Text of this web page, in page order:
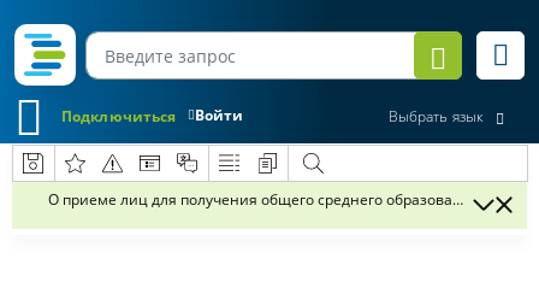
Войти
Подключиться Выбрать язык
О приеме лиц для получения общего среднего образования в